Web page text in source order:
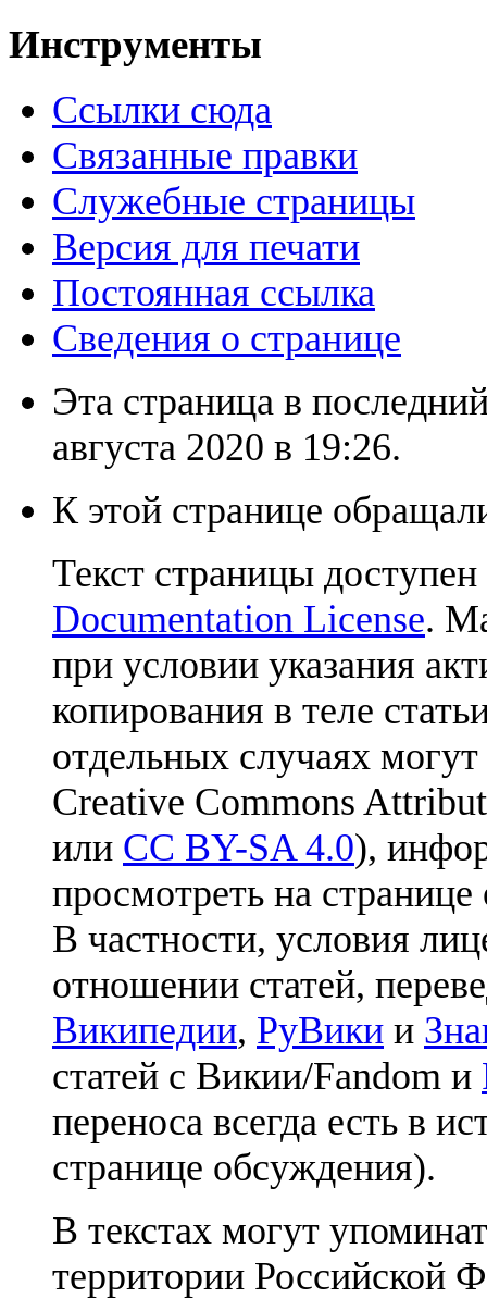
Инструменты
Ссылки сюда
Связанные правки
Служебные страницы
Версия для печати
Постоянная ссылка
Сведения о странице
Эта страница в
августа 2020 в 19:26.
К этой странице
Текст страницы
Documentation License.
при условии указания
копирования в теле
отдельных случаях
Creative Commons
или CC BY-SA 4.0),
просмотреть на
В частности, условия
отношении статей,
Википедии, РуВики и
статей с Викии/Fandom и
переноса всегда есть в
странице обсуждения).
В текстах могут
территории Российской